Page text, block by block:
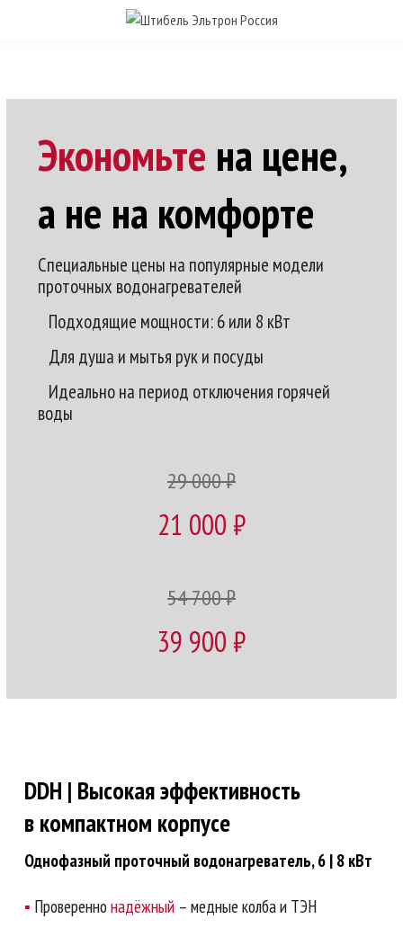
Экономьте на цене,
а не на комфорте
Специальные цены на популярные модели
проточных водонагревателей
Подходящие мощности: 6 или 8 кВт
Для душа и мытья рук и посуды
Идеально на период отключения горячей
воды
29 000 ₽
21 000 ₽
54 700 ₽
39 900 ₽
DDH | Высокая эффективность
в компактном корпусе
Однофазный проточный водонагреватель, 6 | 8 кВт
▪ Проверенно надёжный – медные колба и ТЭН